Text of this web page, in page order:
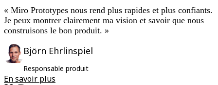
Transformation par l’IA
Transformation des méthodes de travail
Expérience numérique du personnel
Transformation du cloud et des logiciels
Ressources
Apprentissage
Témoignages clients
« Miro Prototypes nous rend plus rapides et plus confiants.
Je peux montrer clairement ma vision et savoir que nous
construisons le bon produit. »
Björn Ehrlinspiel
Responsable produit
En savoir plus